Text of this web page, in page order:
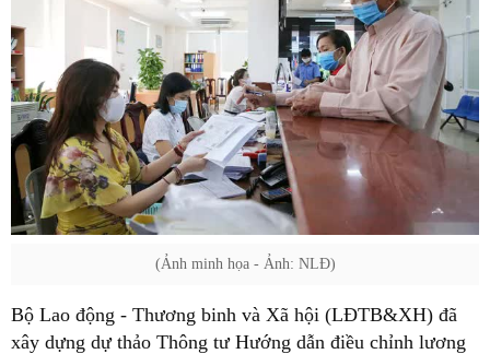
(Ảnh minh họa - Ảnh: NLĐ)
Bộ Lao động - Thương binh và Xã hội (LĐTB&XH) đã
xây dựng dự thảo Thông tư Hướng dẫn điều chỉnh lương